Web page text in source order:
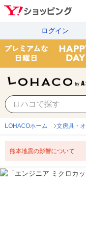
ログイン
LOHACOホーム 文房具・
熊本地震の影響について